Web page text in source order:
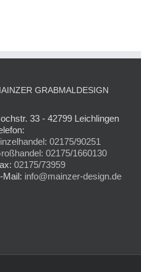
GRABMALDESIGN
33 - 42799 Leichlingen
02175/90251
02175/1660130
02175/73959
Mail: info@mainzer-design.de